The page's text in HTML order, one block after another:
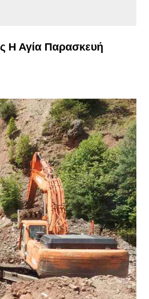
Η Αγία Παρασκευή